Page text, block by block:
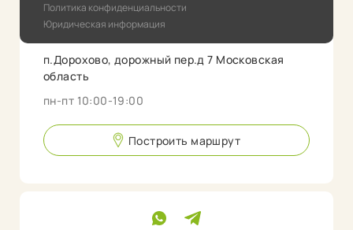
Политика конфиденциальности
Юридическая информация
п.Дорохово, дорожный пер.д 7 Московская
область
пн-пт 10:00-19:00
Построить маршрут